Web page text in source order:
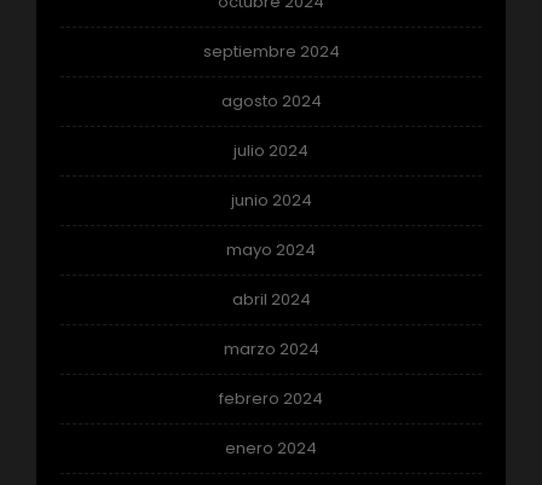
septiembre 2024
agosto 2024
julio 2024
junio 2024
mayo 2024
abril 2024
marzo 2024
febrero 2024
enero 2024